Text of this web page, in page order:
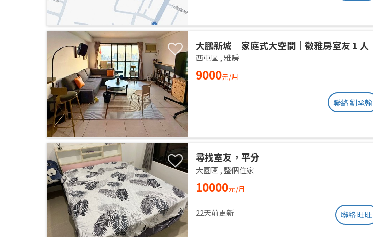
大鵬新城｜家庭式大空間｜徵雅房室友 1 人
西屯區 ,雅房
9000元/月
聯絡 劉承翰
尋找室友，平分
大園區 ,整個住家
10000元/月
22天前更新 聯絡 旺旺